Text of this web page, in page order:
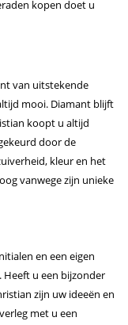
kopen doet u
van uitstekende
mooi. Diamant blijft
koopt u altijd
door de
kleur en het
vanwege zijn unieke
en een eigen
. Heeft u een bijzonder
zijn uw ideeën en
met u een